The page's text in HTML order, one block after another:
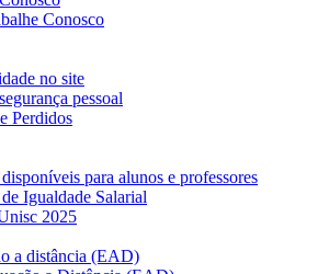
Conosco
no site
pessoal
Perdidos
para alunos e professores
Igualdade Salarial
2025
a distância (EAD)